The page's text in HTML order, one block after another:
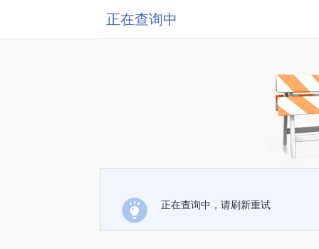
正在查询中
正在查询中，请刷新重试